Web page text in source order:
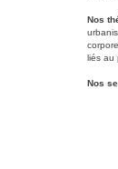
Nos
liés au
Nos